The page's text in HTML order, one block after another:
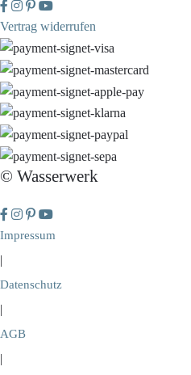
Vertrag widerrufen
© Wasserwerk
Impressum
|
Datenschutz
|
AGB
|